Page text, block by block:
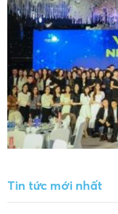
Tin tức mới nhất